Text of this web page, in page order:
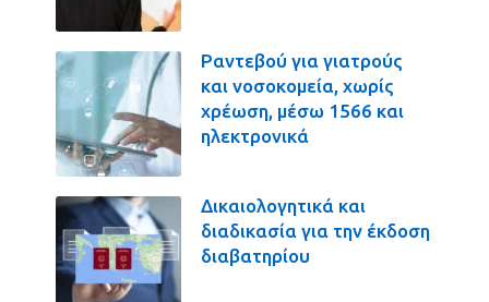
Ραντεβού για γιατρούς
και νοσοκομεία, χωρίς
χρέωση, μέσω 1566 και
ηλεκτρονικά
Δικαιολογητικά και
διαδικασία για την έκδοση
διαβατηρίου